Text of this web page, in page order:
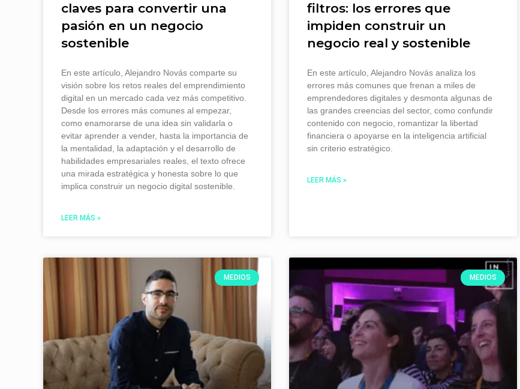
claves para convertir una
pasión en un negocio
sostenible
En este artículo, Alejandro Novás comparte su
visión sobre los retos reales del emprendimiento
digital en un mercado cada vez más competitivo.
Desde los errores más comunes al empezar,
como enamorarse de una idea sin validarla o
evitar aprender a vender, hasta la importancia de
la mentalidad, la adaptación y el desarrollo de
habilidades empresariales reales, el texto ofrece
una mirada estratégica y honesta sobre lo que
implica construir un negocio digital sostenible.
LEER MÁS »
filtros: los errores que
impiden construir un
negocio real y sostenible
En este artículo, Alejandro Novás analiza los
errores más comunes que frenan a miles de
emprendedores digitales y desmonta algunas de
las grandes creencias del sector, como confundir
contenido con negocio, romantizar la libertad
financiera o apoyarse en la inteligencia artificial
sin criterio estratégico.
LEER MÁS »
MEDIOS MEDIOS